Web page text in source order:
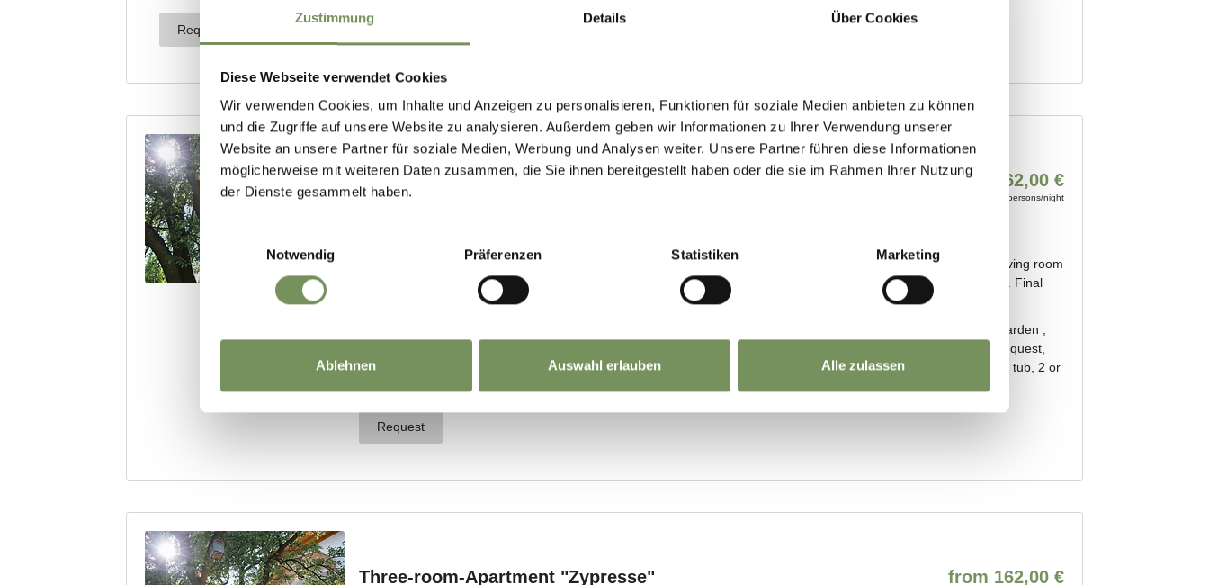
Zustimmung Details Über Cookies
Diese Webseite verwendet Cookies
Wir verwenden Cookies, um Inhalte und Anzeigen zu personalisieren, Funktionen für soziale Medien anbieten zu können
und die Zugriffe auf unsere Website zu analysieren. Außerdem geben wir Informationen zu Ihrer Verwendung unserer
Website an unsere Partner für soziale Medien, Werbung und Analysen weiter. Unsere Partner führen diese Informationen
möglicherweise mit weiteren Daten zusammen, die Sie ihnen bereitgestellt haben oder die sie im Rahmen Ihrer Nutzung
der Dienste gesammelt haben.
Einwilligungsauswahl
Notwendig
Präferenzen Statistiken Marketing
Ablehnen Auswahl erlauben Alle zulassen